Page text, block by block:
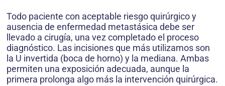
Todo paciente con aceptable riesgo quirúrgico y
ausencia de enfermedad metastásica debe ser
llevado a cirugía, una vez completado el proceso
diagnóstico. Las incisiones que más utilizamos son
la U invertida (boca de horno) y la mediana. Ambas
permiten una exposición adecuada, aunque la
primera prolonga algo más la intervención quirúrgica.